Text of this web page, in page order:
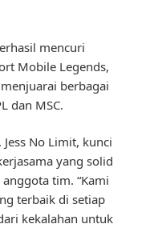
mencuri
Mobile Legends,
berbagai
dan MSC.
No Limit, kunci
yang solid
tim. “Kami
terbaik di setiap
kekalahan untuk